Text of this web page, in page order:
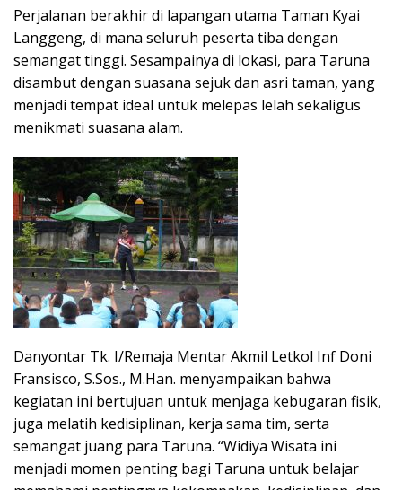
Perjalanan berakhir di lapangan utama Taman Kyai
Langgeng, di mana seluruh peserta tiba dengan
semangat tinggi. Sesampainya di lokasi, para Taruna
disambut dengan suasana sejuk dan asri taman, yang
menjadi tempat ideal untuk melepas lelah sekaligus
menikmati suasana alam.
Danyontar Tk. I/Remaja Mentar Akmil Letkol Inf Doni
Fransisco, S.Sos., M.Han. menyampaikan bahwa
kegiatan ini bertujuan untuk menjaga kebugaran fisik,
juga melatih kedisiplinan, kerja sama tim, serta
semangat juang para Taruna. “Widiya Wisata ini
menjadi momen penting bagi Taruna untuk belajar